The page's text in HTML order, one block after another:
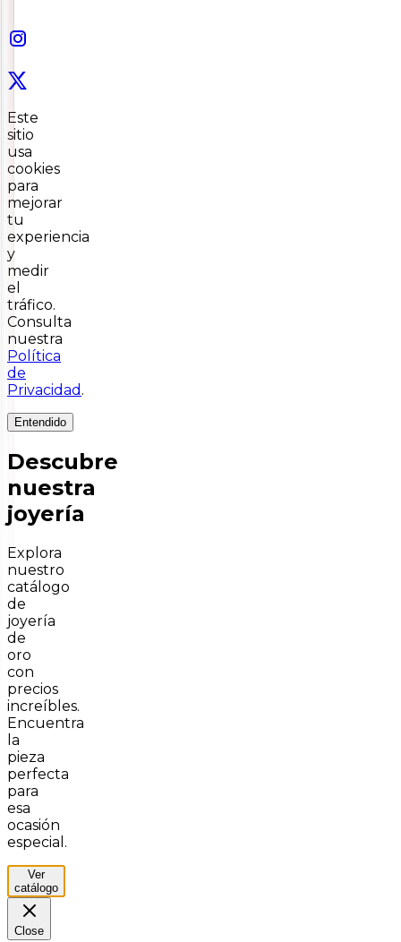
Este
sitio
usa
cookies
para
mejorar
tu
experiencia
y
medir
el
tráfico.
Consulta
nuestra
Política
de
Privacidad .
Entendido
Descubre
nuestra
joyería
Explora
nuestro
catálogo
de
joyería
de
oro
con
precios
increíbles.
Encuentra
la
pieza
perfecta
para
esa
ocasión
especial.
Ver
catálogo
Close